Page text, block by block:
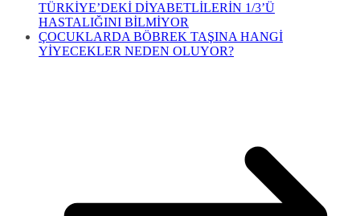
TÜRKİYE’DEKİ DİYABETLİLERİN 1/3’Ü
HASTALIĞINI BİLMİYOR
ÇOCUKLARDA BÖBREK TAŞINA HANGİ
YİYECEKLER NEDEN OLUYOR?